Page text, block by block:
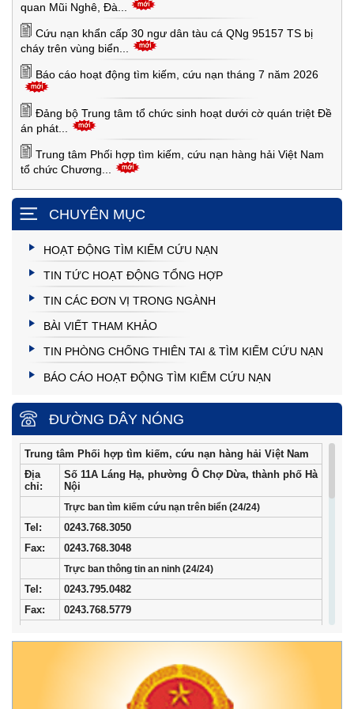
quan Mũi Nghê, Đà...
Cứu nạn khẩn cấp 30 ngư dân tàu cá QNg 95157 TS bị
cháy trên vùng biển...
Báo cáo hoạt động tìm kiếm, cứu nạn tháng 7 năm 2026
Đảng bộ Trung tâm tổ chức sinh hoạt dưới cờ quán triệt Đề
án phát...
Trung tâm Phối hợp tìm kiếm, cứu nạn hàng hải Việt Nam
tổ chức Chương...
CHUYÊN MỤC
HOẠT ĐỘNG TÌM KIẾM CỨU NẠN
TIN TỨC HOẠT ĐỘNG TỔNG HỢP
TIN CÁC ĐƠN VỊ TRONG NGÀNH
BÀI VIẾT THAM KHẢO
TIN PHÒNG CHỐNG THIÊN TAI & TÌM KIẾM CỨU NẠN
BÁO CÁO HOẠT ĐỘNG TÌM KIẾM CỨU NẠN
ĐƯỜNG DÂY NÓNG
Trung tâm Phối hợp tìm kiếm, cứu nạn hàng hải Việt Nam
Địa
chỉ:
Số 11A Láng Hạ, phường Ô Chợ Dừa, thành phố Hà
Nội
Trực ban tìm kiếm cứu nạn trên biển (24/24)
Tel:
0243.768.3050
Fax:
0243.768.3048
Trực ban thông tin an ninh (24/24)
Tel:
0243.795.0482
Fax:
0243.768.5779
02253.759.508 (24/24h)